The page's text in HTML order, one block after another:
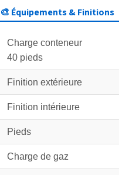
🎨 Équipements & Finitions
Charge conteneur
40 pieds
Finition extérieure
Finition intérieure
Pieds
Charge de gaz